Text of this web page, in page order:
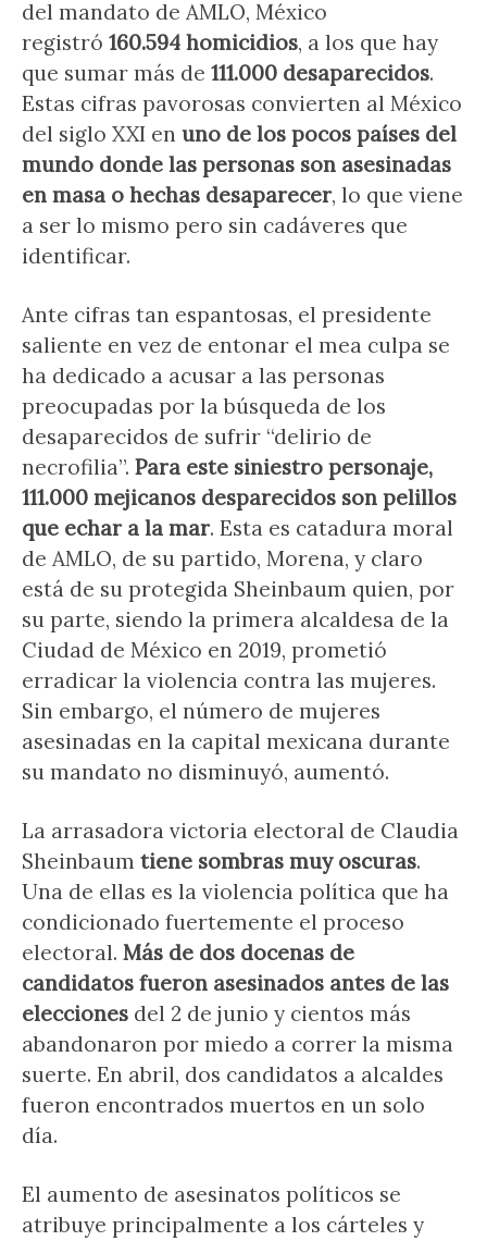
del mandato de AMLO, México
registró 160.594 homicidios, a los que hay
que sumar más de 111.000 desaparecidos.
Estas cifras pavorosas convierten al México
del siglo XXI en uno de los pocos países del
mundo donde las personas son asesinadas
en masa o hechas desaparecer, lo que viene
a ser lo mismo pero sin cadáveres que
identificar.
Ante cifras tan espantosas, el presidente
saliente en vez de entonar el mea culpa se
ha dedicado a acusar a las personas
preocupadas por la búsqueda de los
desaparecidos de sufrir “delirio de
necrofilia”. Para este siniestro personaje,
111.000 mejicanos desparecidos son pelillos
que echar a la mar. Esta es catadura moral
de AMLO, de su partido, Morena, y claro
está de su protegida Sheinbaum quien, por
su parte, siendo la primera alcaldesa de la
Ciudad de México en 2019, prometió
erradicar la violencia contra las mujeres.
Sin embargo, el número de mujeres
asesinadas en la capital mexicana durante
su mandato no disminuyó, aumentó.
La arrasadora victoria electoral de Claudia
Sheinbaum tiene sombras muy oscuras.
Una de ellas es la violencia política que ha
condicionado fuertemente el proceso
electoral. Más de dos docenas de
candidatos fueron asesinados antes de las
elecciones del 2 de junio y cientos más
abandonaron por miedo a correr la misma
suerte. En abril, dos candidatos a alcaldes
fueron encontrados muertos en un solo
día.
El aumento de asesinatos políticos se
atribuye principalmente a los cárteles y